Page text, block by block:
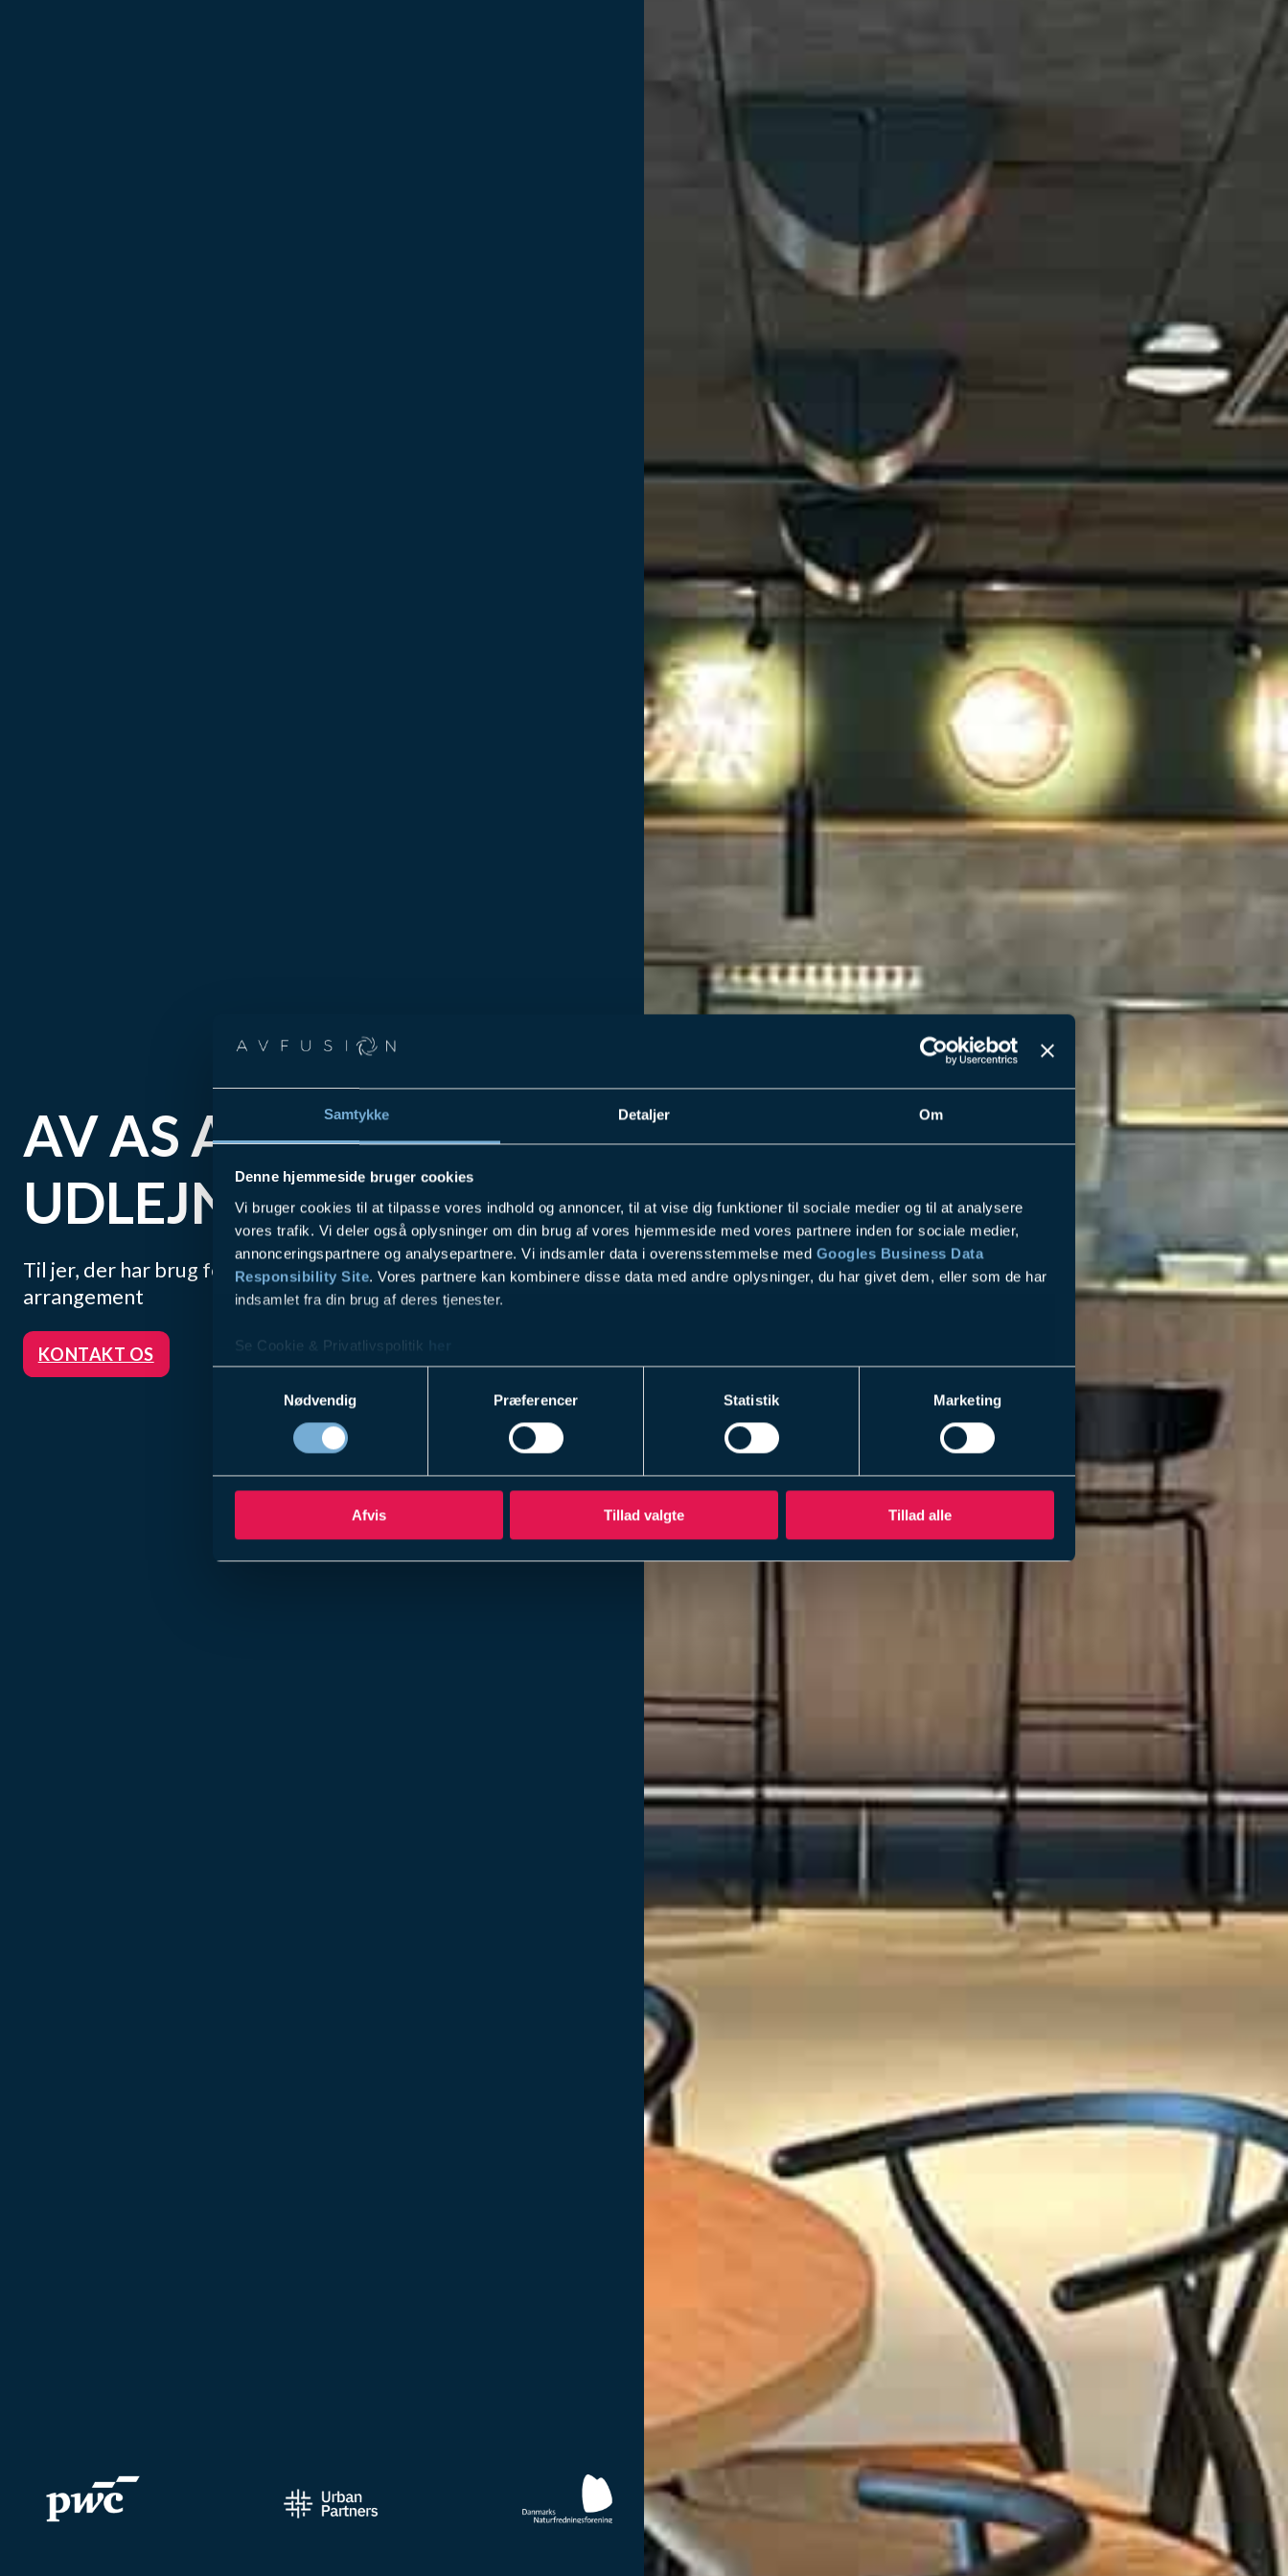
Samtykke Detaljer Om
Denne hjemmeside bruger cookies
Vi bruger cookies til at tilpasse vores indhold og annoncer, til at vise dig funktioner til sociale medier og til at analysere
vores trafik. Vi deler også oplysninger om din brug af vores hjemmeside med vores partnere inden for sociale medier,
annonceringspartnere og analysepartnere. Vi indsamler data i overensstemmelse med Googles Business Data
Responsibility Site. Vores partnere kan kombinere disse data med andre oplysninger, du har givet dem, eller som de har
indsamlet fra din brug af deres tjenester.
Se Cookie & Privatlivspolitik
Nødvendig
Præferencer Statistik Marketing
Afvis Tillad valgte Tillad alle
AV AS A SERVICE - AV
UDLEJNING
Til jer, der har brug for en AV-løsning til et bestemt
arrangement
KONTAKT OS